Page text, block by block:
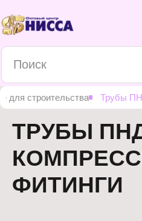
для строительства Трубы
ТРУБЫ
ФИТИНГИ